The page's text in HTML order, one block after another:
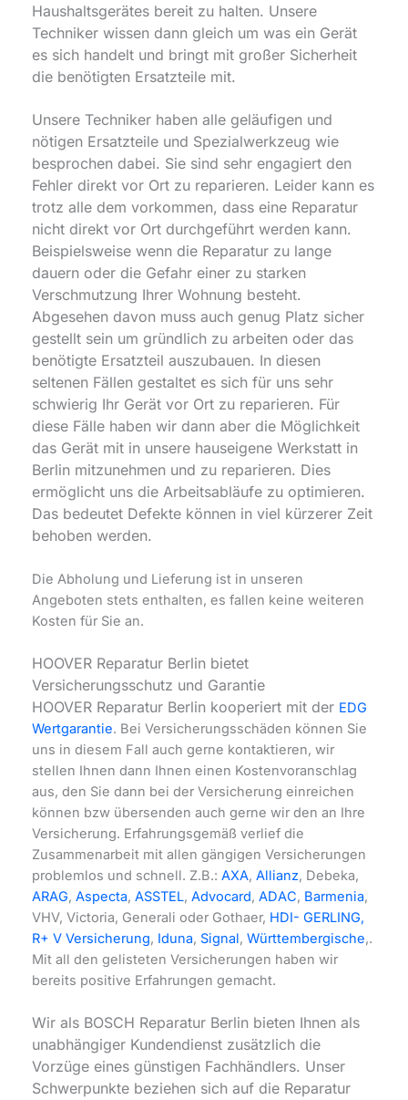
Haushaltsgerätes bereit zu halten. Unsere
Techniker wissen dann gleich um was ein Gerät
es sich handelt und bringt mit großer Sicherheit
die benötigten Ersatzteile mit.
Unsere Techniker haben alle geläufigen und
nötigen Ersatzteile und Spezialwerkzeug wie
besprochen dabei. Sie sind sehr engagiert den
Fehler direkt vor Ort zu reparieren. Leider kann es
trotz alle dem vorkommen, dass eine Reparatur
nicht direkt vor Ort durchgeführt werden kann.
Beispielsweise wenn die Reparatur zu lange
dauern oder die Gefahr einer zu starken
Verschmutzung Ihrer Wohnung besteht.
Abgesehen davon muss auch genug Platz sicher
gestellt sein um gründlich zu arbeiten oder das
benötigte Ersatzteil auszubauen. In diesen
seltenen Fällen gestaltet es sich für uns sehr
schwierig Ihr Gerät vor Ort zu reparieren. Für
diese Fälle haben wir dann aber die Möglichkeit
das Gerät mit in unsere hauseigene Werkstatt in
Berlin mitzunehmen und zu reparieren. Dies
ermöglicht uns die Arbeitsabläufe zu optimieren.
Das bedeutet Defekte können in viel kürzerer Zeit
behoben werden.
Die Abholung und Lieferung ist in unseren
Angeboten stets enthalten, es fallen keine weiteren
Kosten für Sie an.
HOOVER Reparatur Berlin bietet
Versicherungsschutz und Garantie
HOOVER Reparatur Berlin kooperiert mit der EDG
Wertgarantie. Bei Versicherungsschäden können Sie
uns in diesem Fall auch gerne kontaktieren, wir
stellen Ihnen dann Ihnen einen Kostenvoranschlag
aus, den Sie dann bei der Versicherung einreichen
können bzw übersenden auch gerne wir den an Ihre
Versicherung. Erfahrungsgemäß verlief die
Zusammenarbeit mit allen gängigen Versicherungen
problemlos und schnell. Z.B.: AXA, Allianz, Debeka,
ARAG, Aspecta, ASSTEL, Advocard, ADAC, Barmenia,
VHV, Victoria, Generali oder Gothaer, HDI- GERLING,
R+ V Versicherung, Iduna, Signal, Württembergische,.
Mit all den gelisteten Versicherungen haben wir
bereits positive Erfahrungen gemacht.
Wir als BOSCH Reparatur Berlin bieten Ihnen als
unabhängiger Kundendienst zusätzlich die
Vorzüge eines günstigen Fachhändlers. Unser
Schwerpunkte beziehen sich auf die Reparatur